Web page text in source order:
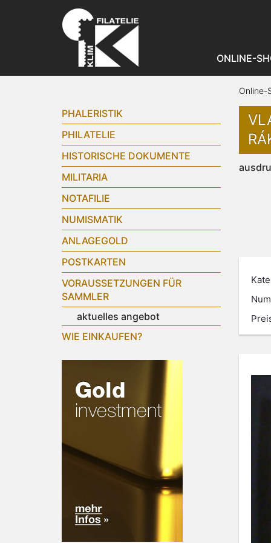
ONLINE-
PHALERISTIK
PHILATELIE
HISTORISCHE DOKUMENTE
MILITARIA
NOTAFILIE
NUMISMATIK
ANLAGEGOLD
POSTKARTEN
VORAUSSETZUNGEN FÜR
SAMMLER
aktuelles angebot
WIE EINKAUFEN?
Online-